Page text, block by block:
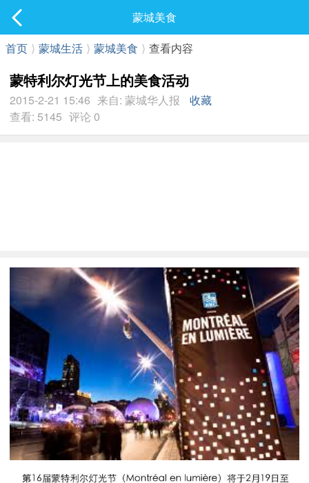
最新发表
蒙城美食
首页 ⟩ 蒙城生活 ⟩ 蒙城美食 ⟩ 查看内容
蒙特利尔灯光节上的美食活动
2015-2-21 15:46 来自: 蒙城华人报
收藏
查看: 5145 评论 0